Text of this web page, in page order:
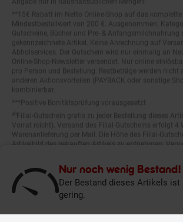
Nur noch wenig Bestand!
Der Bestand dieses Artikels ist
gering.
Mindestbestellwert von 200 €. Ausgenommen:
Gutscheine, Bücher und Pre- & Anfangsmilchnahrung
gekennzeichnete Artikel. Keine Anrechnung auf
Abholservices. Der Gutschein wird nur einmalig an
Online-Shop-Newsletter versendet. Nur online
pro Person und Bestellung. Restbeträge werden nicht
anderen Aktionsvorteilen (PAYBACK oder sonstige
kombinierbar.
Vorrat reicht). Versand des Filial-Gutscheins erfolgt 4
Warenanlieferung per Mail. Die Höhe des Filial-
Artikelbild des gekauften Artikels zu entnehmen.
Art nicht gestattet. Der Filial-Gutschein ist ohne
einlösbar. Nicht mit anderen Aktionsvorteilen
Shop-Aktionen) kombinierbar. Der jeweilige
Gutscheins ist darauf vermerkt.